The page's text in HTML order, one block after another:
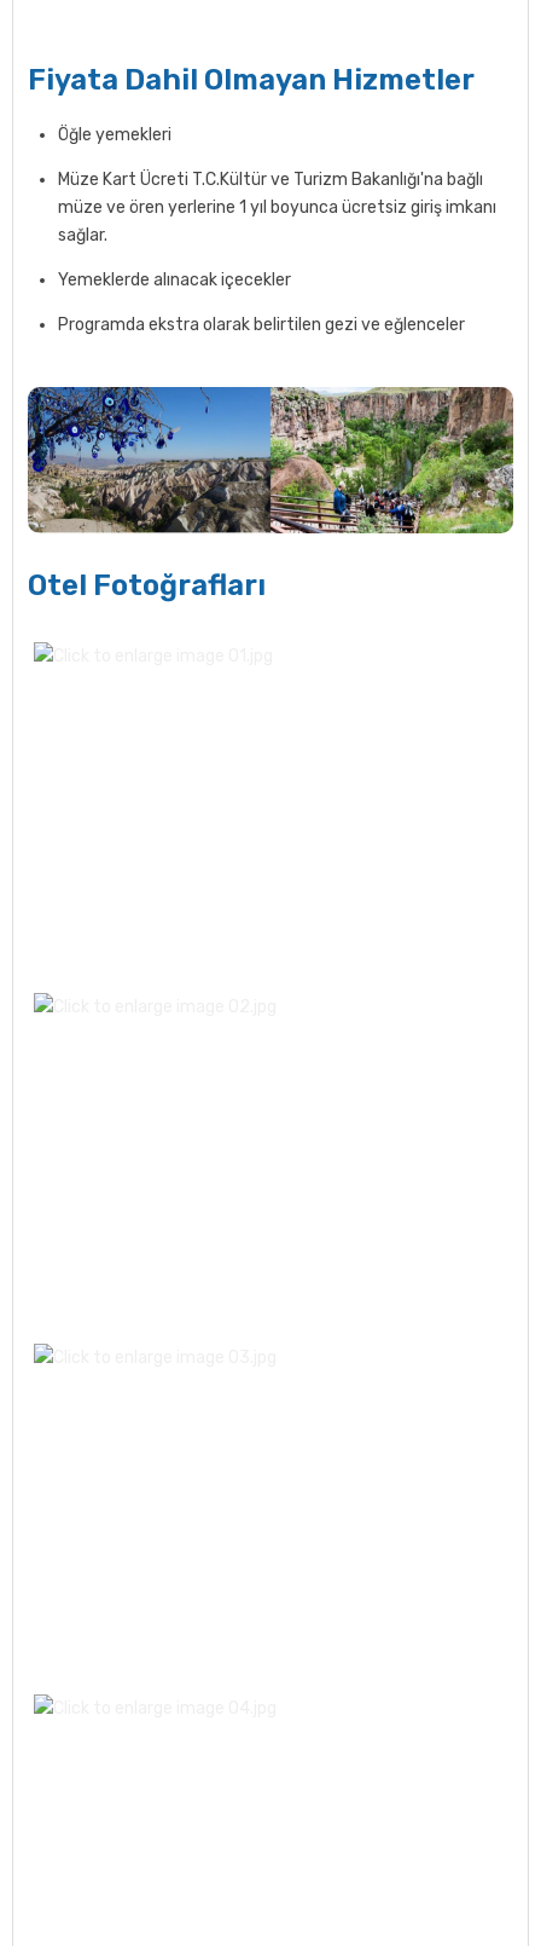
Fiyata Dahil Olmayan Hizmetler
Öğle yemekleri
Müze Kart Ücreti T.C.Kültür ve Turizm Bakanlığı'na bağlı
müze ve ören yerlerine 1 yıl boyunca ücretsiz giriş imkanı
sağlar.
Yemeklerde alınacak içecekler
Programda ekstra olarak belirtilen gezi ve eğlenceler
Otel Fotoğrafları